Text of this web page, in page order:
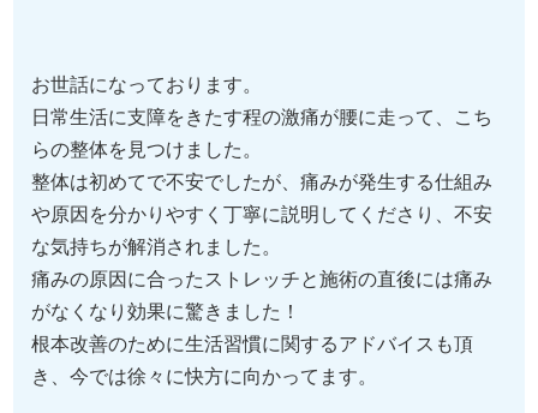
や原因を分かりやすく丁寧に説明してくださり、不安
な気持ちが解消されました。
痛みの原因に合ったストレッチと施術の直後には痛み
がなくなり効果に驚きました！
根本改善のために生活習慣に関するアドバイスも頂
き、今では徐々に快方に向かってます。
先生が話し上手で聞き上手な方で人見知りの私でも楽
しく通えてます。